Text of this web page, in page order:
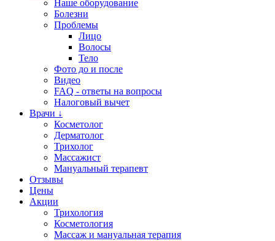
Наше оборудование
Болезни
Проблемы
Лицо
Волосы
Тело
Фото до и после
Видео
FAQ - ответы на вопросы
Налоговый вычет
Врачи ↓
Косметолог
Дерматолог
Трихолог
Массажист
Мануальный терапевт
Отзывы
Цены
Акции
Трихология
Косметология
Массаж и мануальная терапия